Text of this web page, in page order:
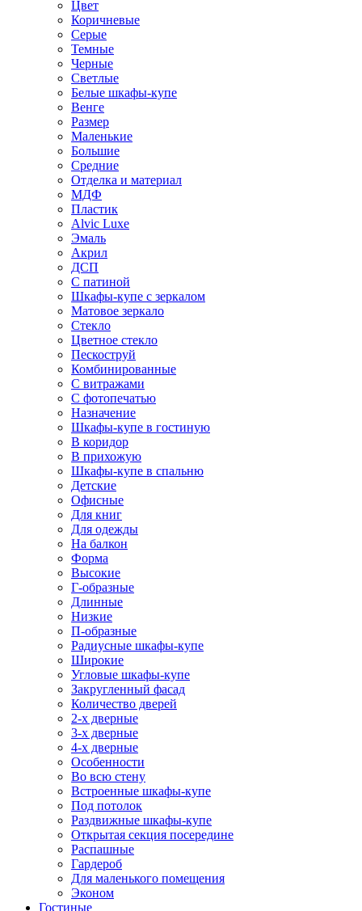
Цвет
Коричневые
Серые
Темные
Черные
Светлые
Белые шкафы-купе
Венге
Размер
Маленькие
Большие
Средние
Отделка и материал
МДФ
Пластик
Alvic Luxe
Эмаль
Акрил
ДСП
С патиной
Шкафы-купе с зеркалом
Матовое зеркало
Стекло
Цветное стекло
Пескоструй
Комбинированные
С витражами
С фотопечатью
Назначение
Шкафы-купе в гостиную
В коридор
В прихожую
Шкафы-купе в спальню
Детские
Офисные
Для книг
Для одежды
На балкон
Форма
Высокие
Г-образные
Длинные
Низкие
П-образные
Радиусные шкафы-купе
Широкие
Угловые шкафы-купе
Закругленный фасад
Количество дверей
2-х дверные
3-х дверные
4-х дверные
Особенности
Во всю стену
Встроенные шкафы-купе
Под потолок
Раздвижные шкафы-купе
Открытая секция посередине
Распашные
Гардероб
Для маленького помещения
Эконом
Гостиные